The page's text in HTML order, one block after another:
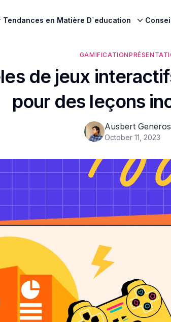
Tendances en Matière D`education
GAMIFICATION
de jeux
pour des leçons
Ausbert
October 11, 2023